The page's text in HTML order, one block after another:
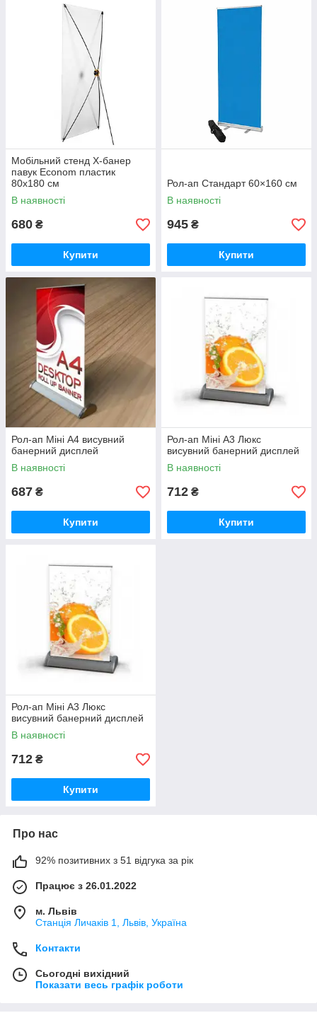
Мобільний стенд X-банер
павук Econom пластик
80х180 см
В наявності
680 ₴
Купити
Рол-ап Стандарт 60×160 см
В наявності
945 ₴
Купити
Рол-ап Міні A4 висувний
банерний дисплей
В наявності
687 ₴
Купити
Рол-ап Міні A3 Люкс
висувний банерний дисплей
В наявності
712 ₴
Купити
Рол-ап Міні A3 Люкс
висувний банерний дисплей
В наявності
712 ₴
Купити
Про нас
92% позитивних з 51 відгука за рік
Працює з 26.01.2022
м. Львів
Станція Личаків 1, Львів, Україна
Контакти
Сьогодні вихідний
Показати весь графік роботи